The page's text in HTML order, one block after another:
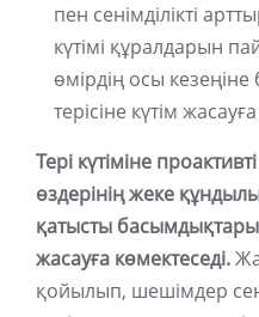
пен сенімділікті
күтімі құралдарын
өмірдің осы
терісіне күтім
Тері күтіміне
өздерінің жеке
қатысты
жасауға көмектеседі.
қойылып, шешімдер